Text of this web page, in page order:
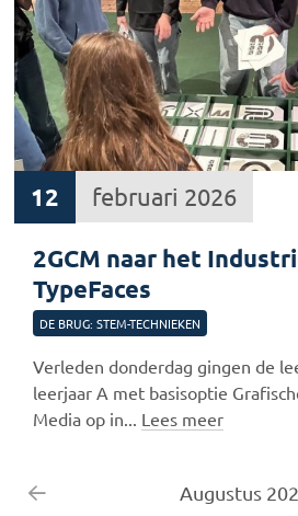
12 februari 2026
2GCM naar het
TypeFaces
DE BRUG: STEM-TECHNIEKEN
Verleden donderdag gingen de
leerjaar A met basisoptie
Media op in... Lees meer
Augustus